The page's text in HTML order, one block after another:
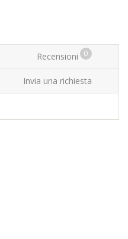
Recensioni 0
Invia una richiesta